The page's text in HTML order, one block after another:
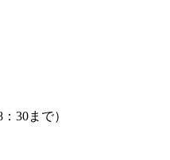
30まで）